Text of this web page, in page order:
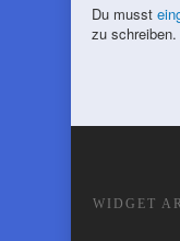
Du musst
zu schreiben.
WIDGET